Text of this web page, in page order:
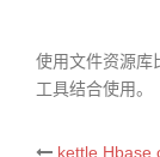
使用文件资源库
工具结合使用。
kettle Hbase